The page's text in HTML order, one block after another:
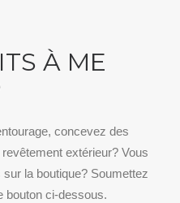
À ME
concevez des
extérieur? Vous
la boutique? Soumettez
bouton ci-dessous.